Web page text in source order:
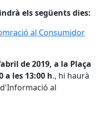
els següents dies:
al Consumidor
de 2019, a la Plaça
a les 13:00 h., hi haurà
al